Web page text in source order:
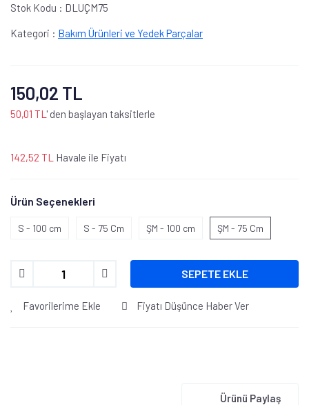
Stok Kodu : DLUÇM75
Kategori : Bakım Ürünleri ve Yedek Parçalar
150,02 TL
50,01 TL ' den başlayan taksitlerle
142,52 TL Havale ile Fiyatı
Ürün Seçenekleri
S - 100 cm S - 75 Cm ŞM - 100 cm ŞM - 75 Cm
SEPETE EKLE
Favorilerime Ekle Fiyatı Düşünce Haber Ver
Ürünü Paylaş